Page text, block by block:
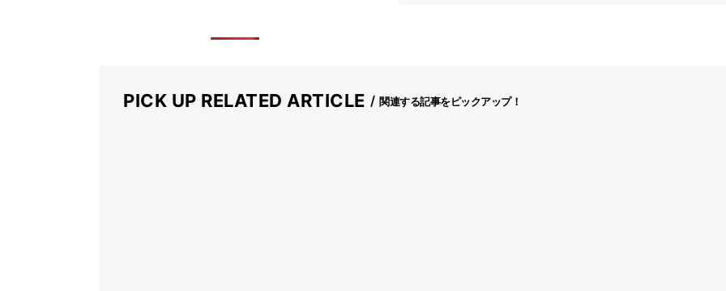
PICK UP RELATED ARTICLE 関連する記事をピックアップ！